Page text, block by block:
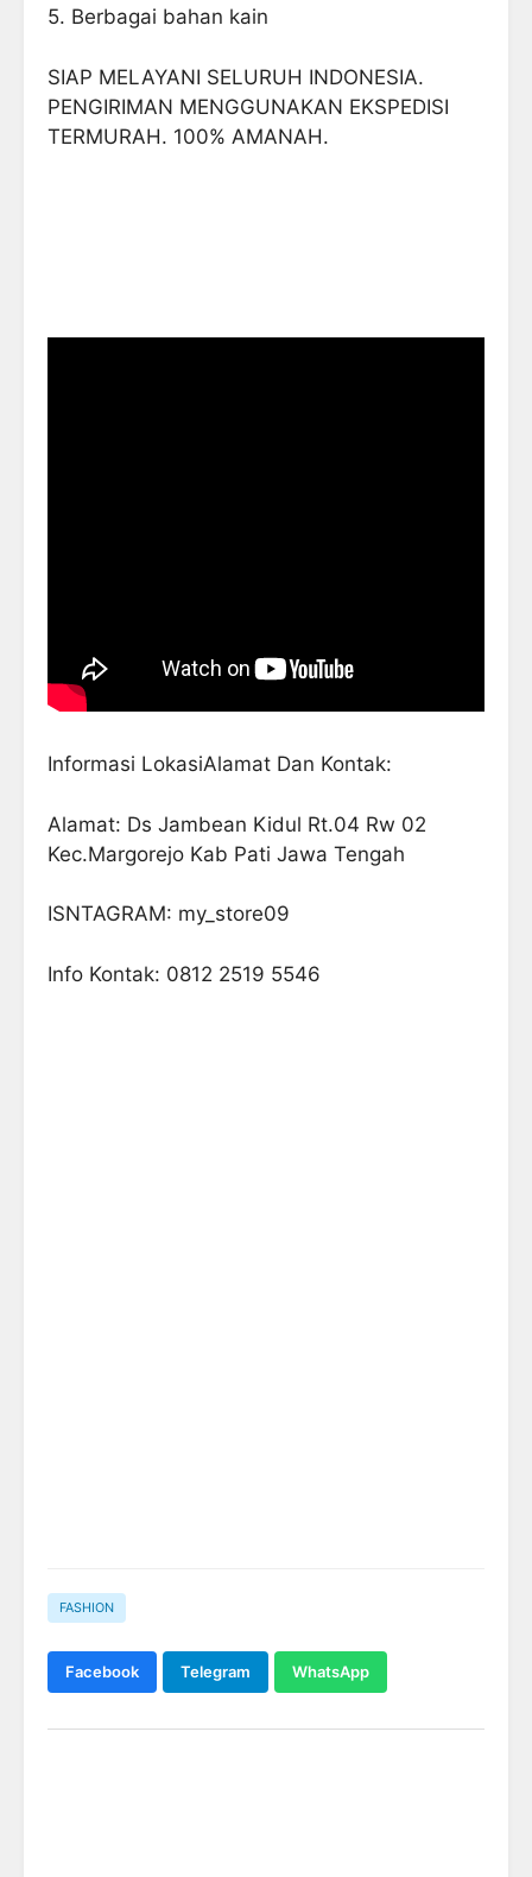
5. Berbagai bahan kain
SIAP MELAYANI SELURUH INDONESIA.
PENGIRIMAN MENGGUNAKAN EKSPEDISI
TERMURAH. 100% AMANAH.
Informasi LokasiAlamat Dan Kontak:
Alamat: Ds Jambean Kidul Rt.04 Rw 02
Kec.Margorejo Kab Pati Jawa Tengah
ISNTAGRAM: my_store09
Info Kontak: 0812 2519 5546
FASHION
Facebook Telegram WhatsApp